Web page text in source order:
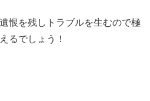
恨を残しトラブルを生むので極
るでしょう！